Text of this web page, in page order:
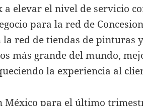
elevar el nivel de servicio
para la red de
red de tiendas de pinturas y
más grande del mundo,
la experiencia al
México para el último